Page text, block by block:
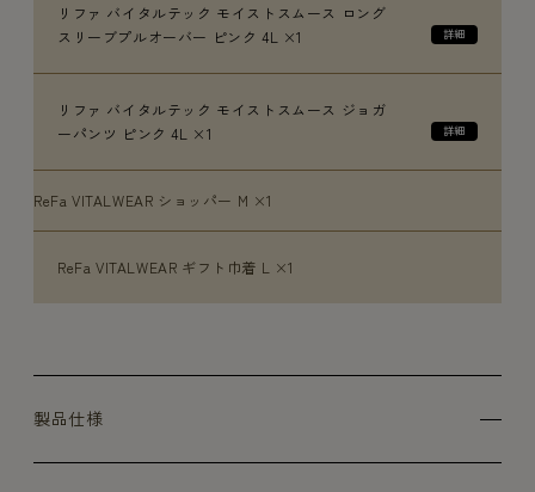
リファ バイタルテック モイストスムース ロング
スリーブプルオーバー ピンク 4L ×1
リファ バイタルテック モイストスムース ジョガ
ーパンツ ピンク 4L ×1
ReFa VITALWEAR ショッパー M ×1
ReFa VITALWEAR ギフト巾着 L ×1
製品仕様